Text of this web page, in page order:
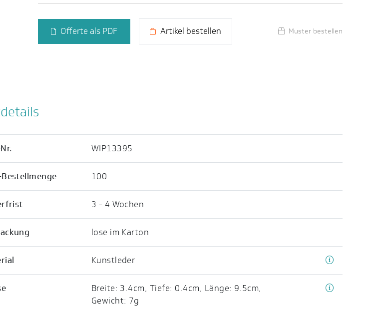
Offerte als PDF Artikel bestellen Muster bestellen
WIP13395
100
3 - 4 Wochen
lose im Karton
Kunstleder
Breite: 3.4cm, Tiefe: 0.4cm, Länge: 9.5cm,
Gewicht: 7g